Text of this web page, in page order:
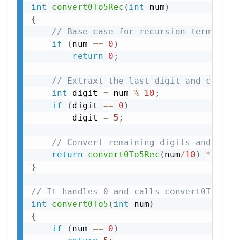
int
convert0To5Rec ( int num )
{
// Base case for recursion
if
( num == 0 )
return
0 ;
// Extraxt the last digit and
int
digit = num % 10 ;
if
( digit == 0 )
        digit
= 5 ;
// Convert remaining digits and
return
convert0To5Rec ( num/10 ) *
}
// It handles 0 and calls
int
convert0To5 ( int num )
{
if
( num == 0 )